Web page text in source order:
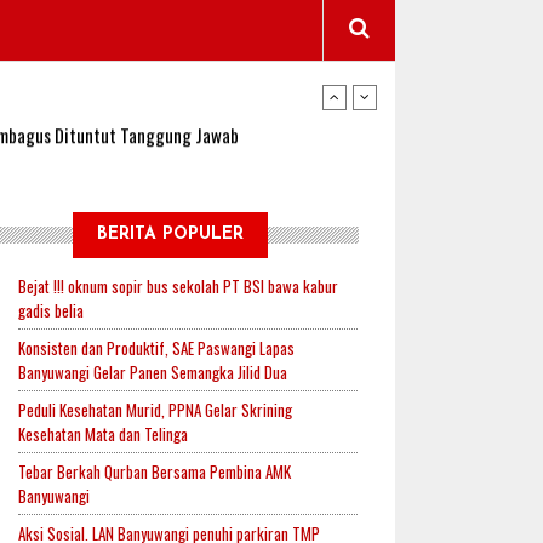
Dituntut Tanggung Jawab
Padi, Proyeksi Hasil Capai 2,4 Ton Gabah
Indonesia.id Perkuat Sinergitas Lewat Ngopi
Mendukung Ketahanan Pangan Nasional
Jadi Lokasi Uji Coba Program NADI JKN
BERITA POPULER
Bejat !!! oknum sopir bus sekolah PT BSI bawa kabur
gadis belia
Konsisten dan Produktif, SAE Paswangi Lapas
Banyuwangi Gelar Panen Semangka Jilid Dua
Peduli Kesehatan Murid, PPNA Gelar Skrining
Kesehatan Mata dan Telinga
Tebar Berkah Qurban Bersama Pembina AMK
Banyuwangi
Aksi Sosial. LAN Banyuwangi penuhi parkiran TMP